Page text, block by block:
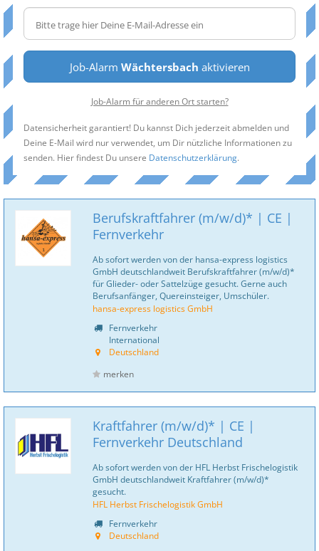
Job-Alarm Wächtersbach aktivieren
Job-Alarm für anderen Ort starten?
Datensicherheit garantiert! Du kannst Dich jederzeit abmelden und
Deine E-Mail wird nur verwendet, um Dir nützliche Informationen zu
senden. Hier findest Du unsere Datenschutzerklärung.
Berufskraftfahrer (m/w/d)* | CE |
Fernverkehr
Ab sofort werden von der hansa-express logistics
GmbH deutschlandweit Berufskraftfahrer (m/w/d)*
für Glieder- oder Sattelzüge gesucht. Gerne auch
Berufsanfänger, Quereinsteiger, Umschüler.
hansa-express logistics GmbH
Fernverkehr
International
Deutschland
merken
Kraftfahrer (m/w/d)* | CE |
Fernverkehr Deutschland
Ab sofort werden von der HFL Herbst Frischelogistik
GmbH deutschlandweit Kraftfahrer (m/w/d)*
gesucht.
HFL Herbst Frischelogistik GmbH
Fernverkehr
Deutschland